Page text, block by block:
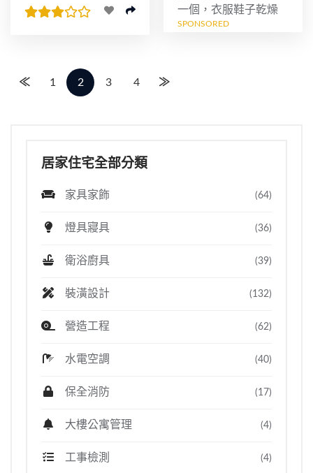
居家住宅全部分類
家具家飾 (64)
燈具寢具 (36)
衛浴廚具 (39)
裝潢設計 (132)
營造工程 (62)
水電空調 (40)
保全消防 (17)
大樓公寓管理 (4)
工事檢測 (4)
一個，衣服鞋子乾燥
無霉的置放空間，客
SPONSORED
≪ 1 2 3 4 ≫